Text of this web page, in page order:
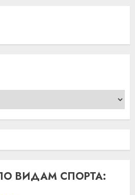
ВИДАМ СПОРТА: